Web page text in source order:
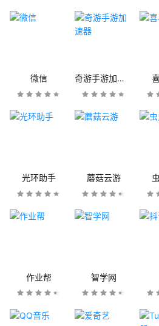
微信 奇游手游加速器
光环助手 蘑菇云游
作业帮 智学网